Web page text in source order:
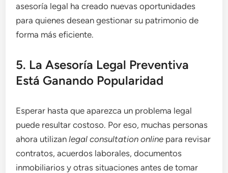
asesoría legal ha creado nuevas oportunidades
para quienes desean gestionar su patrimonio de
forma más eficiente.
5. La Asesoría Legal Preventiva
Está Ganando Popularidad
Esperar hasta que aparezca un problema legal
puede resultar costoso. Por eso, muchas personas
ahora utilizanlegal consultation online para revisar
contratos, acuerdos laborales, documentos
inmobiliarios y otras situaciones antes de tomar